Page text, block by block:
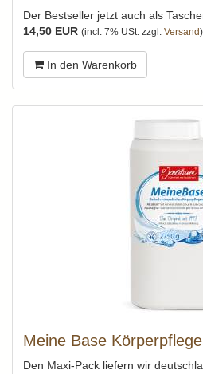
Der Bestseller jetzt auch als
14,50 EUR (incl. 7% USt. zzgl. Versand)
In den Warenkorb
Meine Base
Den Maxi-Pack liefern wir